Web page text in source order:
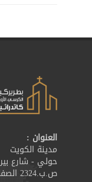
العنوان :
مدينة الكويت
حولي - شارع
ص.ب.2324 الصفاة 13024 الكويت